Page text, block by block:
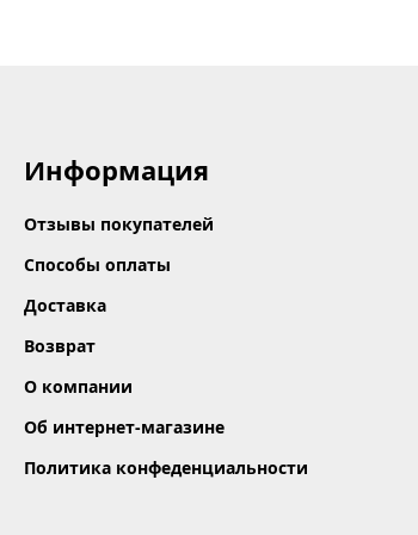
Информация
Отзывы покупателей
Способы оплаты
Доставка
Возврат
О компании
Об интернет-магазине
Политика конфеденциальности